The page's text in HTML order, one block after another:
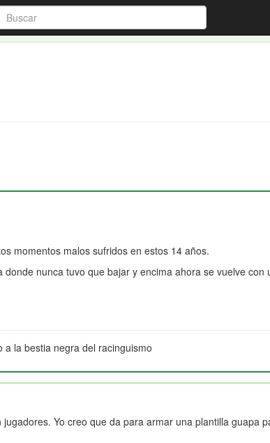
momentos malos sufridos en estos 14 años.
nunca tuvo que bajar y encima ahora se vuelve
a la bestia negra del racinguismo
Yo creo que da para armar una plantilla guapa